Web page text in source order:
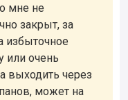
мне не
закрыт, за
избыточное
или очень
выходить через
может на